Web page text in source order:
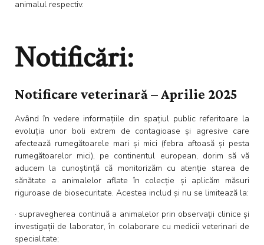
animalul respectiv.
Notificări:
Notificare veterinară – Aprilie 2025
Având în vedere informațiile din spațiul public referitoare la
evoluția unor boli extrem de contagioase și agresive care
afectează rumegătoarele mari și mici (febra aftoasă și pesta
rumegătoarelor mici), pe continentul european, dorim să vă
aducem la cunoștință că monitorizăm cu atenție starea de
sănătate a animalelor aflate în colecție și aplicăm măsuri
riguroase de biosecuritate. Acestea includ și nu se limitează la:
· supravegherea continuă a animalelor prin observații clinice și
investigații de laborator, în colaborare cu medicii veterinari de
specialitate;